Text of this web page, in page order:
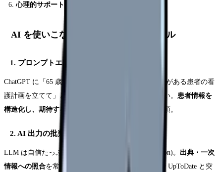
心理的サポート
AI を使いこなす看護師に必要な 4 スキル
1. プロンプトエンジニアリング基礎
ChatGPT に「65 歳女性、糖尿病、下肢浮腫、息切れがある患者の看
護計画を立てて」と投げても実用的回答は得られない。 患者情報を
構造化し、期待する出力形式を指定する
スキルが必須。
2. AI 出力の批判的評価(AI リテラシー)
LLM は自信たっぷりに誤情報を生成する(hallucination)。 出典・一次
情報への照合を常に行う姿勢が重要。医中誌 Web や UpToDate と突